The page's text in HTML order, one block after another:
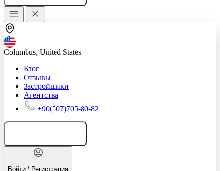
Columbus, United States
Блог
Отзывы
Застройщики
Агентства
+90(507)705-80-82
Войти / Регистрация